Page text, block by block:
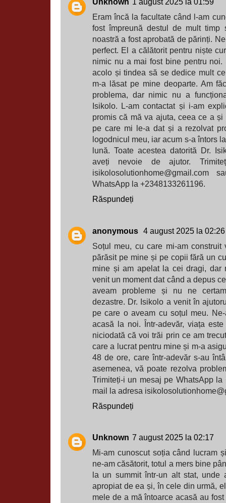
Unknown 1 august 2025 la 01:59
Eram încă la facultate când l-am
fost împreună destul de mult timp
noastră a fost aprobată de părinți.
perfect. El a călătorit pentru niște
nimic nu a mai fost bine pentru
acolo și tindea să se dedice mult
m-a lăsat pe mine deoparte. Am
problema, dar nimic nu a
Isikolo. L-am contactat și i-am
promis că mă va ajuta, ceea ce a și
pe care mi le-a dat și a rezolvat
logodnicul meu, iar acum s-a întors
lună. Toate acestea datorită Dr.
aveți nevoie de ajutor.
WhatsApp la +2348133261196.
Răspundeți
anonymous 4 august 2025 la 02:26
Soțul meu, cu care mi-am
părăsit pe mine și pe copii fără un
mine și am apelat la cei dragi, dar
venit un moment dat când a depus
aveam probleme și nu ne
dezastre. Dr. Isikolo a venit în
pe care o aveam cu soțul meu.
acasă la noi. Într-adevăr, viața
niciodată că voi trăi prin ce am
care a lucrat pentru mine și m-a
48 de ore, care într-adevăr s-au
asemenea, vă poate rezolva
Trimiteți-i un mesaj pe WhatsApp
mail la adresa
Răspundeți
Unknown 7 august 2025 la 02:17
Mi-am cunoscut soția când lucram
ne-am căsătorit, totul a mers bine
la un summit într-un alt stat,
apropiat de ea și, în cele din urmă,
mele de a mă întoarce acasă au